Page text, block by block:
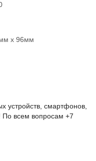
x 96мм
устройств, смартфонов,
По всем вопросам +7